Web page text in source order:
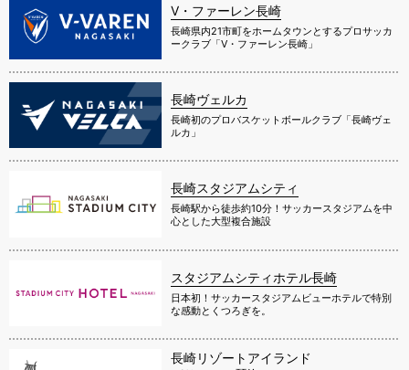
V・ファーレン長崎
長崎県内21市町をホームタウンとするプロサッカ
ークラブ「V・ファーレン長崎」
長崎ヴェルカ
長崎初のプロバスケットボールクラブ「長崎ヴェ
ルカ」
長崎スタジアムシティ
長崎駅から徒歩約10分！サッカースタジアムを中
心とした大型複合施設
スタジアムシティホテル長崎
日本初！サッカースタジアムビューホテルで特別
な感動とくつろぎを。
長崎リゾートアイランド